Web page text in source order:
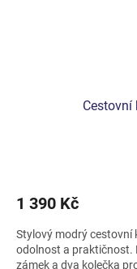
Cestovní
je
z
5
1 390 Kč
Stylový modrý cestovní
odolnost a praktičnost.
zámek a dva kolečka